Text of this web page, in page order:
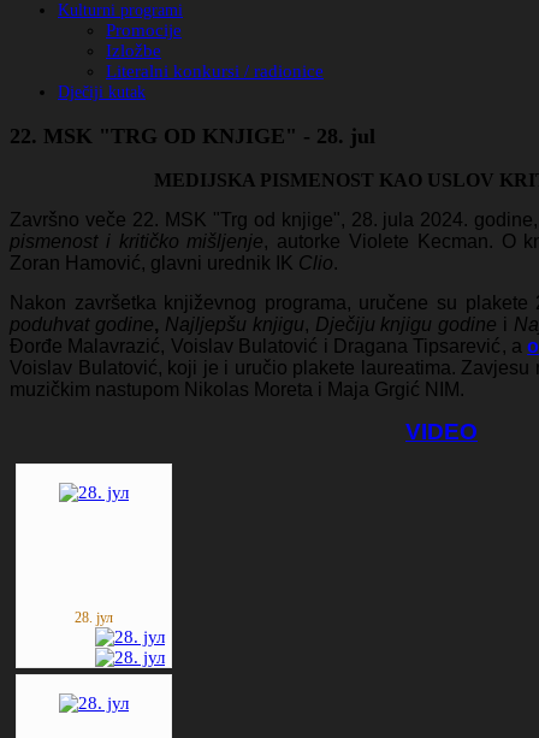
Kulturni programi
Promocije
Izložbe
Literalni konkursi / radionice
Dječiji kutak
22. MSK "TRG OD KNJIGE" - 28. jul
MEDIJSKA PISMENOST KAO USLOV
Završno veče 22. MSK "Trg od knjige", 28. jula 2024.
pismenost i kritičko mišljenje, autorke Violete Kecman. O
Zoran Hamović, glavni urednik IK Clio.
Nakon završetka književnog programa, uručene su
poduhvat godine, Najljepšu knjigu, Dječiju knjigu godine i
Đorđe Malavrazić, Voislav Bulatović i Dragana Tipsarević , a
Voislav Bulatović, koji je i uručio plakete laureatima.
muzičkim nastupom Nikolas Moreta i Maja Grgić NIM .
VIDEO
28. јул